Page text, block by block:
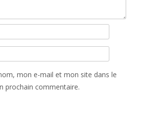
mon e-mail et mon site dans le
prochain commentaire.